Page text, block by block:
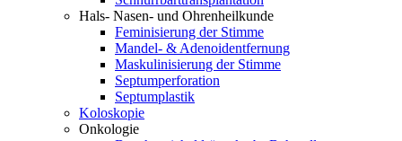
Hals- Nasen- und Ohrenheilkunde
Feminisierung der Stimme
Mandel- & Adenoidentfernung
Maskulinisierung der Stimme
Septumperforation
Septumplastik
Koloskopie
Onkologie